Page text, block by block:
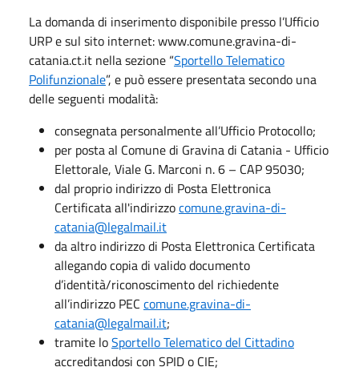
La domanda di inserimento disponibile presso l’Ufficio
URP e sul sito internet: www.comune.gravina-di-
catania.ct.it nella sezione “Sportello Telematico
Polifunzionale”, e può essere presentata secondo una
delle seguenti modalità:
consegnata personalmente all’Ufficio Protocollo;
per posta al Comune di Gravina di Catania - Ufficio
Elettorale, Viale G. Marconi n. 6 – CAP 95030;
dal proprio indirizzo di Posta Elettronica
Certificata all'indirizzocomune.gravina-di-
catania@legalmail.it
da altro indirizzo di Posta Elettronica Certificata
allegando copia di valido documento
d’identità/riconoscimento del richiedente
all’indirizzo PEC comune.gravina-di-
catania@legalmail.it;
tramite loSportello Telematico del Cittadino
accreditandosi con SPID o CIE;